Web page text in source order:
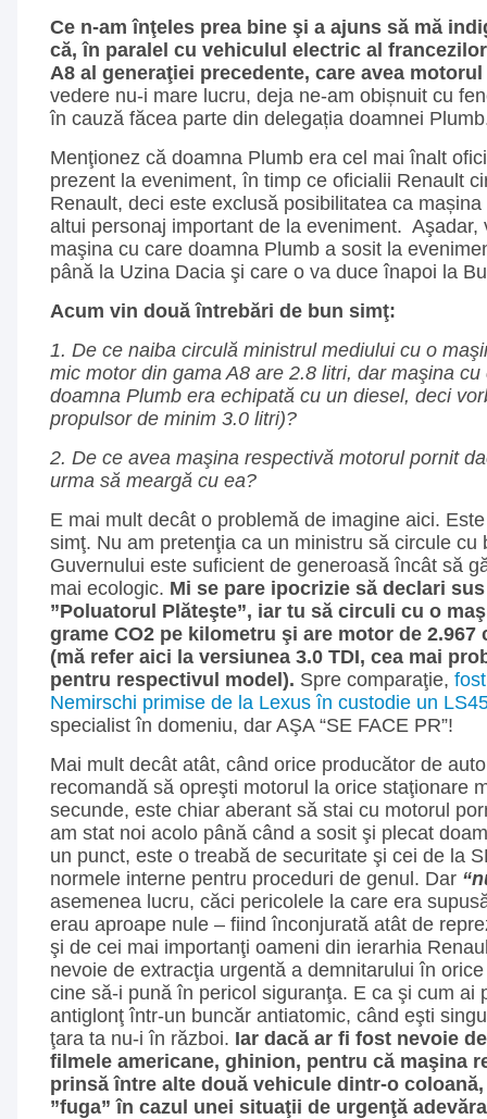
Ce n-am înţeles prea bine şi a ajuns să mă
că, în paralel cu vehiculul electric al
A8 al generaţiei precedente, care avea
vedere nu-i mare lucru, deja ne-am obișnuit cu
în cauză făcea parte din delegația doamnei
Menţionez că doamna Plumb era cel mai înalt
prezent la eveniment, în timp ce oficialii Renault
Renault, deci este exclusă posibilitatea ca
altui personaj important de la eveniment. Aşadar,
maşina cu care doamna Plumb a sosit la
până la Uzina Dacia şi care o va duce înapoi la
Acum vin două întrebări de bun simţ:
1. De ce naiba circulă ministrul mediului cu o
mic motor din gama A8 are 2.8 litri, dar maşina cu
doamna Plumb era echipată cu un diesel, deci
propulsor de minim 3.0 litri)?
2. De ce avea maşina respectivă motorul pornit
urma să meargă cu ea?
E mai mult decât o problemă de imagine aici.
simţ. Nu am pretenţia ca un ministru să circule cu
Guvernului este suficient de generoasă încât să
mai ecologic. Mi se pare ipocrizie să declari
”Poluatorul Plăteşte”, iar tu să circuli cu o
grame CO2 pe kilometru şi are motor de
(mă refer aici la versiunea 3.0 TDI, cea mai
pentru respectivul model). Spre comparaţie,
Nemirschi primise de la Lexus în custodie un
specialist în domeniu, dar AŞA “SE FACE PR”!
Mai mult decât atât, când orice producător de
recomandă să opreşti motorul la orice staţionare
secunde, este chiar aberant să stai cu motorul
am stat noi acolo până când a sosit şi plecat
un punct, este o treabă de securitate şi cei de la
normele interne pentru proceduri de genul. Dar
asemenea lucru, căci pericolele la care era
erau aproape nule – fiind înconjurată atât de
şi de cei mai importanţi oameni din ierarhia
nevoie de extracţia urgentă a demnitarului în
cine să-i pună în pericol siguranţa. E ca şi cum ai
antiglonţ într-un buncăr antiatomic, când eşti
ţara ta nu-i în război. Iar dacă ar fi fost nevoie
filmele americane, ghinion, pentru că maşina
prinsă între alte două vehicule dintr-o
”fuga” în cazul unei situaţii de urgenţă